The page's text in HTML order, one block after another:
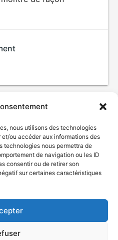
nous utilisons des technologies
ou accéder aux informations des
technologies nous permettra de
de navigation ou les ID
consentir ou de retirer son
sur certaines caractéristiques
du Québec, 2026
du site
de services